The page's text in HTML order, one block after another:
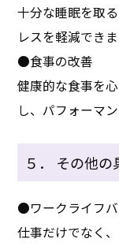
十分な睡眠を取
レスを軽減できま
●食事の改善
健康的な食事を
し、パフォーマ
５． その他
●ワークライフ
仕事だけでなく